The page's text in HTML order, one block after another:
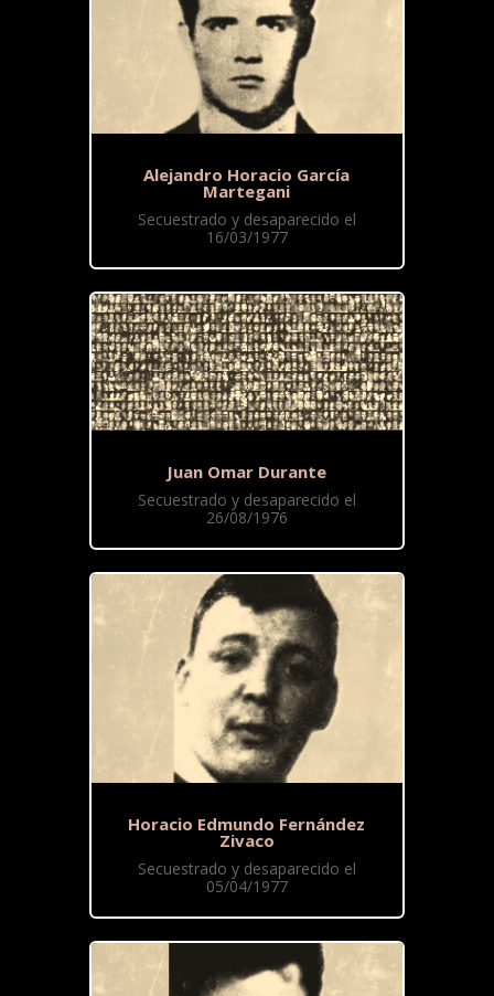
Alejandro Horacio García
Martegani
Secuestrado y desaparecido el
16/03/1977
Juan Omar Durante
Secuestrado y desaparecido el
26/08/1976
Horacio Edmundo Fernández
Zivaco
Secuestrado y desaparecido el
05/04/1977